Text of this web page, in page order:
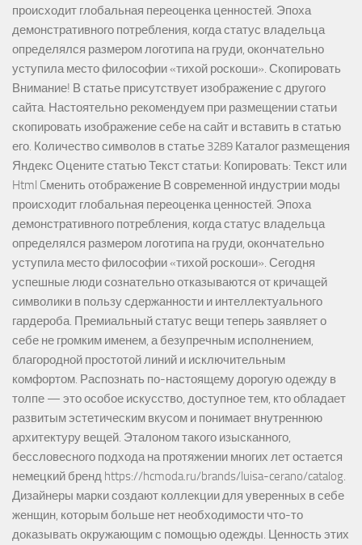
происходит глобальная переоценка ценностей. Эпоха
демонстративного потребления, когда статус владельца
определялся размером логотипа на груди, окончательно
уступила место философии «тихой роскоши». Скопировать
Внимание! В статье присутствует изображение с другого
сайта. Настоятельно рекомендуем при размещении статьи
скопировать изображение себе на сайт и вставить в статью
его. Количество символов в статье 3289 Каталог размещения
Яндекс Оцените статью Текст статьи: Копировать: Текст или
Html Cменить отображение В современной индустрии моды
происходит глобальная переоценка ценностей. Эпоха
демонстративного потребления, когда статус владельца
определялся размером логотипа на груди, окончательно
уступила место философии «тихой роскоши». Сегодня
успешные люди сознательно отказываются от кричащей
символики в пользу сдержанности и интеллектуального
гардероба. Премиальный статус вещи теперь заявляет о
себе не громким именем, а безупречным исполнением,
благородной простотой линий и исключительным
комфортом. Распознать по-настоящему дорогую одежду в
толпе — это особое искусство, доступное тем, кто обладает
развитым эстетическим вкусом и понимает внутреннюю
архитектуру вещей. Эталоном такого изысканного,
бессловесного подхода на протяжении многих лет остается
немецкий бренд https://hcmoda.ru/brands/luisa-cerano/catalog.
Дизайнеры марки создают коллекции для уверенных в себе
женщин, которым больше нет необходимости что-то
доказывать окружающим с помощью одежды. Ценность этих